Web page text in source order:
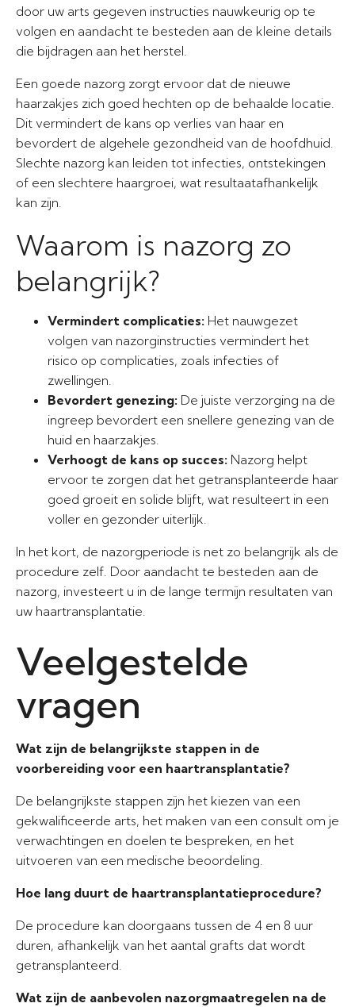
door uw arts gegeven instructies nauwkeurig op te
volgen en aandacht te besteden aan de kleine details
die bijdragen aan het herstel.
Een goede nazorg zorgt ervoor dat de nieuwe
haarzakjes zich goed hechten op de behaalde locatie.
Dit vermindert de kans op verlies van haar en
bevordert de algehele gezondheid van de hoofdhuid.
Slechte nazorg kan leiden tot infecties, ontstekingen
of een slechtere haargroei, wat resultaatafhankelijk
kan zijn.
Waarom is nazorg zo
belangrijk?
Vermindert complicaties: Het nauwgezet
volgen van nazorginstructies vermindert het
risico op complicaties, zoals infecties of
zwellingen.
Bevordert genezing: De juiste verzorging na de
ingreep bevordert een snellere genezing van de
huid en haarzakjes.
Verhoogt de kans op succes: Nazorg helpt
ervoor te zorgen dat het getransplanteerde haar
goed groeit en solide blijft, wat resulteert in een
voller en gezonder uiterlijk.
In het kort, de nazorgperiode is net zo belangrijk als de
procedure zelf. Door aandacht te besteden aan de
nazorg, investeert u in de lange termijn resultaten van
uw haartransplantatie.
Veelgestelde
vragen
Wat zijn de belangrijkste stappen in de
voorbereiding voor een haartransplantatie?
De belangrijkste stappen zijn het kiezen van een
gekwalificeerde arts, het maken van een consult om je
verwachtingen en doelen te bespreken, en het
uitvoeren van een medische beoordeling.
Hoe lang duurt de haartransplantatieprocedure?
De procedure kan doorgaans tussen de 4 en 8 uur
duren, afhankelijk van het aantal grafts dat wordt
getransplanteerd.
Wat zijn de aanbevolen nazorgmaatregelen na de